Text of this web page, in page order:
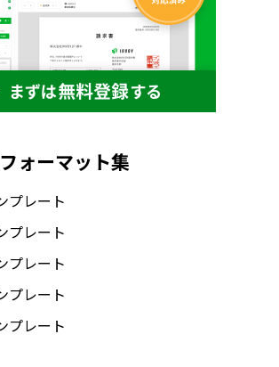
ォーマット集
プレート
プレート
プレート
プレート
プレート